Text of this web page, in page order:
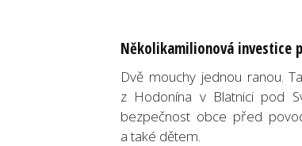
Několikamilionová investice
Dvě mouchy jednou ranou.
z Hodonína v Blatnici pod
bezpečnost obce před
a také dětem.